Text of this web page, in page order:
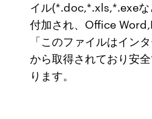
イル(*.doc,*.xls,*.exe
付加され、Office
「このファイルはイン
から取得されており安
ります。